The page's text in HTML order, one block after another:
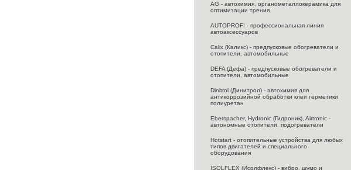
AG - автохимия, органометаллокерамика для
оптимизации трения
AUTOPROFI - профессиональная линия
автоаксессуаров
Calix (Каликс) - предпусковые обогреватели и
отопители, автомобильные
DEFA (Дефа) - предпусковые обогреватели и
отопители, автомобильные
Dinitrol (Динитрол) - автохимия для
антикоррозийной обработки клеи герметики
полиуретан
Eberspacher, Hydronic (Гидроник), Airtronic -
автономные отопители, подогреватели
Hotstart - отопительные устройства для любых
типов двигателей и специального
оборудования
ISOLFLEX (Исолфлекс) - вибро, шумо и